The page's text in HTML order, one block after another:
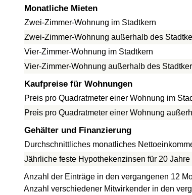
Monatliche Mieten
Zwei-Zimmer-Wohnung im Stadtkern
Zwei-Zimmer-Wohnung außerhalb des
Vier-Zimmer-Wohnung im Stadtkern
Vier-Zimmer-Wohnung außerhalb des
Kaufpreise für Wohnungen
Preis pro Quadratmeter einer Wohnung im
Preis pro Quadratmeter einer Wohnung
Gehälter und Finanzierung
Durchschnittliches monatliches
Jährliche feste Hypothekenzinsen für 20 Jahre
Anzahl der Einträge in den vergangenen 12
Anzahl verschiedener Mitwirkender in den